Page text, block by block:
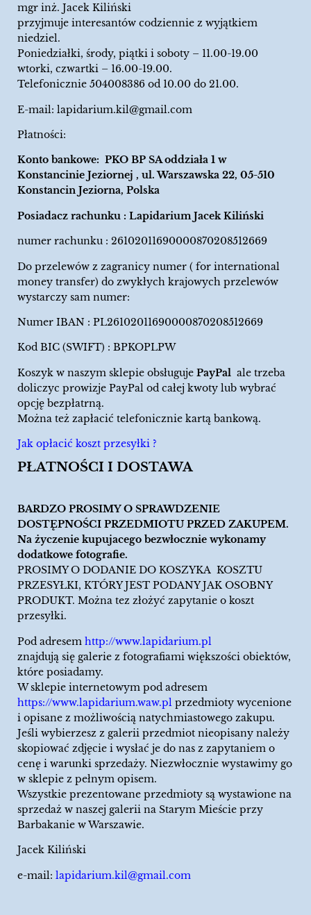
mgr inż. Jacek Kiliński
przyjmuje interesantów codziennie z wyjątkiem
niedziel.
Poniedziałki, środy, piątki i soboty – 11.00-19.00
wtorki, czwartki – 16.00-19.00.
Telefonicznie 504008386 od 10.00 do 21.00.
E-mail: lapidarium.kil@gmail.com
Płatności:
Konto bankowe: PKO BP SA oddziała 1 w
Konstancinie Jeziornej , ul. Warszawska 22, 05-510
Konstancin Jeziorna, Polska
Posiadacz rachunku : Lapidarium Jacek Kiliński
numer rachunku : 26102011690000870208512669
Do przelewów z zagranicy numer ( for international
money transfer) do zwykłych krajowych przelewów
wystarczy sam numer:
Numer IBAN : PL26102011690000870208512669
Kod BIC (SWIFT) : BPKOPLPW
Koszyk w naszym sklepie obsługuje PayPal ale trzeba
doliczyc prowizje PayPal od całej kwoty lub wybrać
opcję bezpłatrną.
Można też zapłacić telefonicznie kartą bankową.
Jak opłacić koszt przesyłki ?
PŁATNOŚCI I DOSTAWA
BARDZO PROSIMY O SPRAWDZENIE
DOSTĘPNOŚCI PRZEDMIOTU PRZED ZAKUPEM.
Na życzenie kupujacego bezwłocznie wykonamy
dodatkowe fotografie.
PROSIMY O DODANIE DO KOSZYKA KOSZTU
PRZESYŁKI, KTÓRY JEST PODANY JAK OSOBNY
PRODUKT. Można tez złożyć zapytanie o koszt
przesyłki.
Pod adresem http://www.lapidarium.pl
znajdują się galerie z fotografiami większości obiektów,
które posiadamy.
W sklepie internetowym pod adresem
https://www.lapidarium.waw.pl przedmioty wycenione
i opisane z możliwością natychmiastowego zakupu.
Jeśli wybierzesz z galerii przedmiot nieopisany należy
skopiować zdjęcie i wysłać je do nas z zapytaniem o
cenę i warunki sprzedaży. Niezwłocznie wystawimy go
w sklepie z pełnym opisem.
Wszystkie prezentowane przedmioty są wystawione na
sprzedaż w naszej galerii na Starym Mieście przy
Barbakanie w Warszawie.
Jacek Kiliński
e-mail: lapidarium.kil@gmail.com